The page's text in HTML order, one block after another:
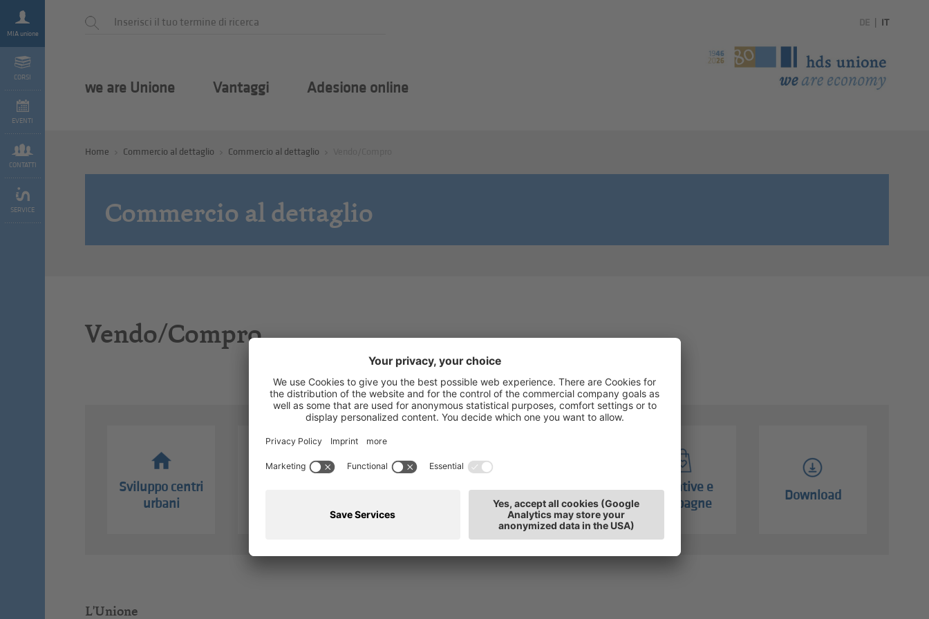
MIA unione
CORSI
EVENTI
CONTATTI
SERVICE
DE IT
we are Unione Vantaggi Adesione online
Home Commercio al dettaglio Commercio al dettaglio
Commercio al dettaglio
Vendo/Compro
Sviluppo centri
urbani
Media
Iniziative e
campagne
Download
L'Unione